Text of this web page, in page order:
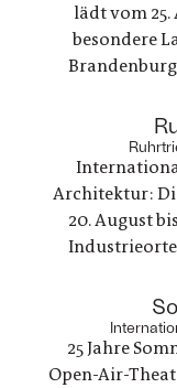
lädt vom 25.
besondere
Bildende
und
Architektur:
20. August
Industrieorte
Performance
die
musikalisch
25 Jahre
Open-Air-